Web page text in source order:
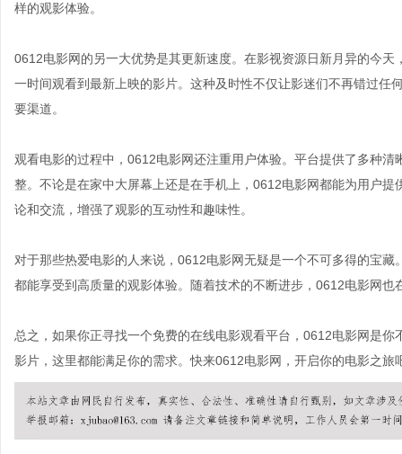
样的观影体验。
0612电影网的另一大优势是其更新速度。在影视资源日新月异的今
一时间观看到最新上映的影片。这种及时性不仅让影迷们不再错过
要渠道。
观看电影的过程中，0612电影网还注重用户体验。平台提供了多种
整。不论是在家中大屏幕上还是在手机上，0612电影网都能为用户
论和交流，增强了观影的互动性和趣味性。
对于那些热爱电影的人来说，0612电影网无疑是一个不可多得的宝
都能享受到高质量的观影体验。随着技术的不断进步，0612电影网
总之，如果你正寻找一个免费的在线电影观看平台，0612电影网是
影片，这里都能满足你的需求。快来0612电影网，开启你的电影之旅